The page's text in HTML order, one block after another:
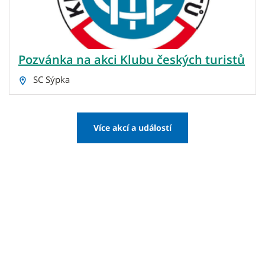
Pozvánka na akci Klubu českých turistů
SC Sýpka
Více akcí a událostí